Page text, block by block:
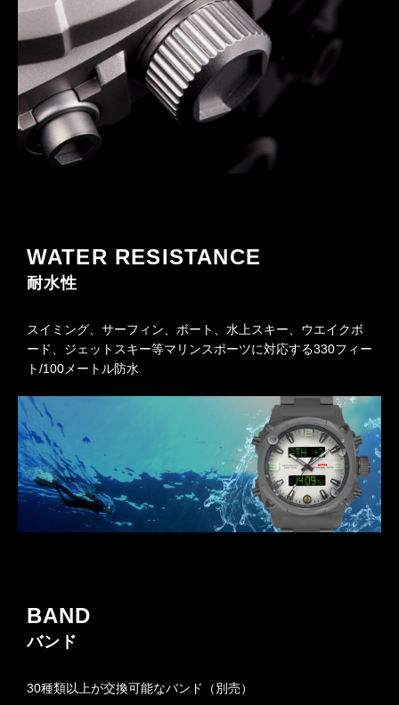
WATER RESISTANCE
耐水性
スイミング、サーフィン、ボート、水上スキー、ウエイクボ
ード、ジェットスキー等マリンスポーツに対応する330フィー
ト/100メートル防水
BAND
バンド
30種類以上が交換可能なバンド（別売）